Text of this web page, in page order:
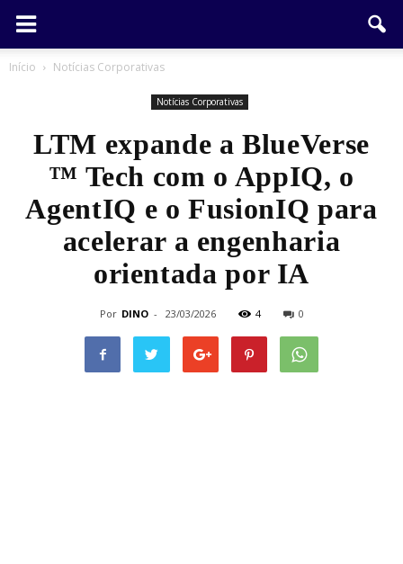
Início Notícias Corporativas
Notícias Corporativas
LTM expande a BlueVerse
™ Tech com o AppIQ, o
AgentIQ e o FusionIQ para
acelerar a engenharia
orientada por IA
Por DINO - 23/03/2026 4 0